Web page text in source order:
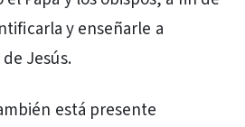
y enseñarle a
Jesús.
está presente